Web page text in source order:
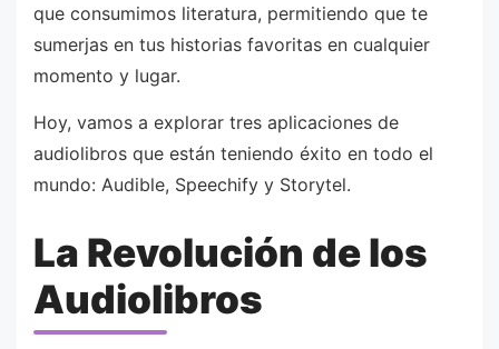
que consumimos literatura, permitiendo que te
sumerjas en tus historias favoritas en cualquier
momento y lugar.
Hoy, vamos a explorar tres aplicaciones de
audiolibros que están teniendo éxito en todo el
mundo: Audible, Speechify y Storytel.
La Revolución de los
Audiolibros